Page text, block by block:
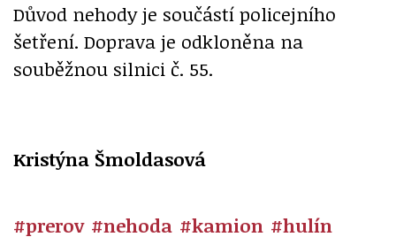
Důvod nehody je součástí policejního
šetření. Doprava je odkloněna na
souběžnou silnici č. 55.
Kristýna Šmoldasová
#prerov #nehoda #kamion #hulín